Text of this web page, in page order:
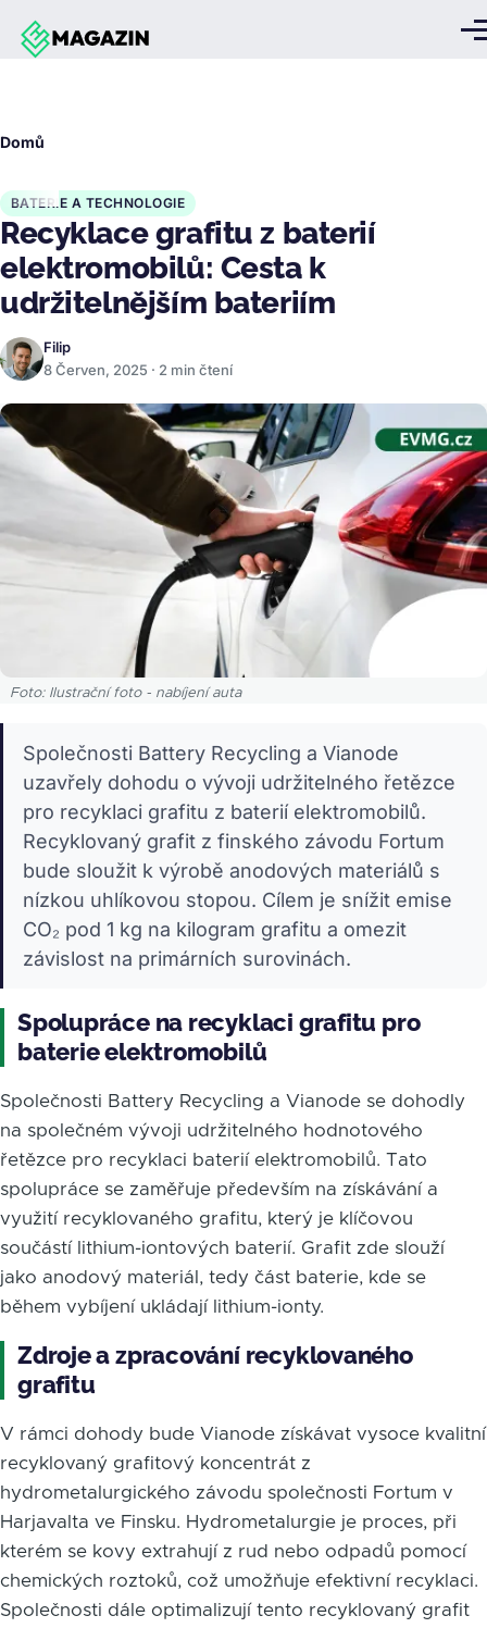
Přejít k hlavnímu obsahu
Domů
BATERIE A TECHNOLOGIE
Recyklace grafitu z baterií
elektromobilů: Cesta k
udržitelnějším bateriím
Filip
8 Červen, 2025 · 2 min čtení
Foto: Ilustrační foto - nabíjení auta
Společnosti Battery Recycling a Vianode
uzavřely dohodu o vývoji udržitelného řetězce
pro recyklaci grafitu z baterií elektromobilů.
Recyklovaný grafit z finského závodu Fortum
bude sloužit k výrobě anodových materiálů s
nízkou uhlíkovou stopou. Cílem je snížit emise
CO₂ pod 1 kg na kilogram grafitu a omezit
závislost na primárních surovinách.
Spolupráce na recyklaci grafitu pro
baterie elektromobilů
Společnosti Battery Recycling a Vianode se dohodly
na společném vývoji udržitelného hodnotového
řetězce pro recyklaci baterií elektromobilů. Tato
spolupráce se zaměřuje především na získávání a
využití recyklovaného grafitu, který je klíčovou
součástí lithium-iontových baterií. Grafit zde slouží
jako anodový materiál, tedy část baterie, kde se
během vybíjení ukládají lithium-ionty.
Zdroje a zpracování recyklovaného
grafitu
V rámci dohody bude Vianode získávat vysoce kvalitní
recyklovaný grafitový koncentrát z
hydrometalurgického závodu společnosti Fortum v
Harjavalta ve Finsku. Hydrometalurgie je proces, při
kterém se kovy extrahují z rud nebo odpadů pomocí
chemických roztoků, což umožňuje efektivní recyklaci.
Společnosti dále optimalizují tento recyklovaný grafit